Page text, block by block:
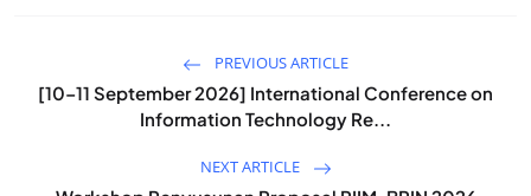
PREVIOUS ARTICLE
[10–11 September 2026] International Conference on
Information Technology Re...
NEXT ARTICLE